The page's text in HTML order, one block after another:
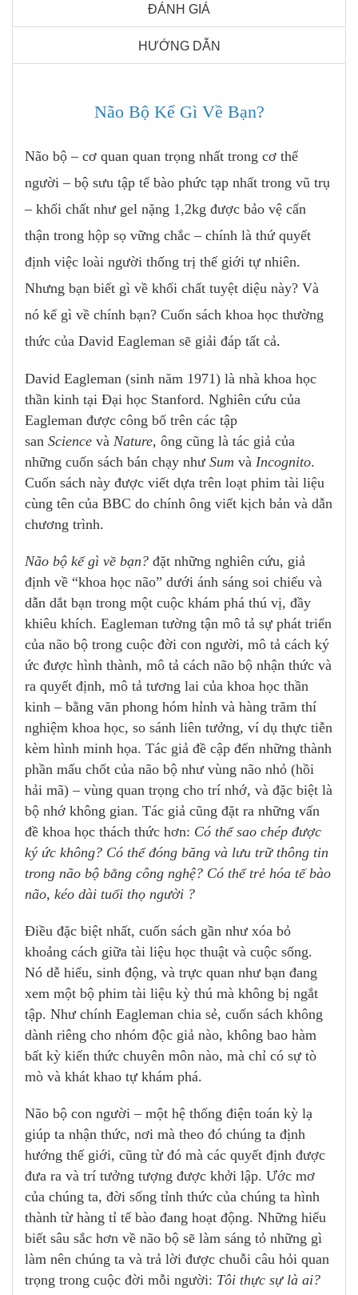
ĐÁNH GIÁ
HƯỚNG DẪN
Não Bộ Kể Gì Về Bạn?
Não bộ – cơ quan quan trọng nhất trong cơ thể
người – bộ sưu tập tế bào phức tạp nhất trong vũ trụ
– khối chất như gel nặng 1,2kg được bảo vệ cẩn
thận trong hộp sọ vững chắc – chính là thứ quyết
định việc loài người thống trị thế giới tự nhiên.
Nhưng bạn biết gì về khối chất tuyệt diệu này? Và
nó kể gì về chính bạn? Cuốn sách khoa học thường
thức của David Eagleman sẽ giải đáp tất cả.
David Eagleman (sinh năm 1971) là nhà khoa học
thần kinh tại Đại học Stanford. Nghiên cứu của
Eagleman được công bố trên các tập
san Science và Nature, ông cũng là tác giả của
những cuốn sách bán chạy như Sum và Incognito.
Cuốn sách này được viết dựa trên loạt phim tài liệu
cùng tên của BBC do chính ông viết kịch bản và dẫn
chương trình.
Não bộ kể gì về bạn? đặt những nghiên cứu, giả
định về “khoa học não” dưới ánh sáng soi chiếu và
dẫn dắt bạn trong một cuộc khám phá thú vị, đầy
khiêu khích. Eagleman tường tận mô tả sự phát triển
của não bộ trong cuộc đời con người, mô tả cách ký
ức được hình thành, mô tả cách não bộ nhận thức và
ra quyết định, mô tả tương lai của khoa học thần
kinh – bằng văn phong hóm hỉnh và hàng trăm thí
nghiệm khoa học, so sánh liên tưởng, ví dụ thực tiễn
kèm hình minh họa. Tác giả đề cập đến những thành
phần mấu chốt của não bộ như vùng não nhỏ (hồi
hải mã) – vùng quan trọng cho trí nhớ, và đặc biệt là
bộ nhớ không gian. Tác giả cũng đặt ra những vấn
đề khoa học thách thức hơn: Có thể sao chép được
ký ức không? Có thể đóng băng và lưu trữ thông tin
trong não bộ bằng công nghệ? Có thể trẻ hóa tế bào
não, kéo dài tuổi thọ người ?
Điều đặc biệt nhất, cuốn sách gần như xóa bỏ
khoảng cách giữa tài liệu học thuật và cuộc sống.
Nó dễ hiểu, sinh động, và trực quan như bạn đang
xem một bộ phim tài liệu kỳ thú mà không bị ngắt
tập. Như chính Eagleman chia sẻ, cuốn sách không
dành riêng cho nhóm độc giả nào, không bao hàm
bất kỳ kiến thức chuyên môn nào, mà chỉ có sự tò
mò và khát khao tự khám phá.
Não bộ con người – một hệ thống điện toán kỳ lạ
giúp ta nhận thức, nơi mà theo đó chúng ta định
hướng thế giới, cũng từ đó mà các quyết định được
đưa ra và trí tưởng tượng được khởi lập. Ước mơ
của chúng ta, đời sống tỉnh thức của chúng ta hình
thành từ hàng tỉ tế bào đang hoạt động. Những hiểu
biết sâu sắc hơn về não bộ sẽ làm sáng tỏ những gì
làm nên chúng ta và trả lời được chuỗi câu hỏi quan
trọng trong cuộc đời mỗi người: Tôi thực sự là ai?